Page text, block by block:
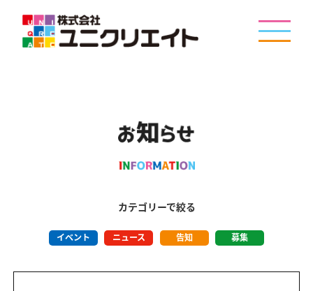
カテゴリーで絞る
イベント ニュース 告知 募集